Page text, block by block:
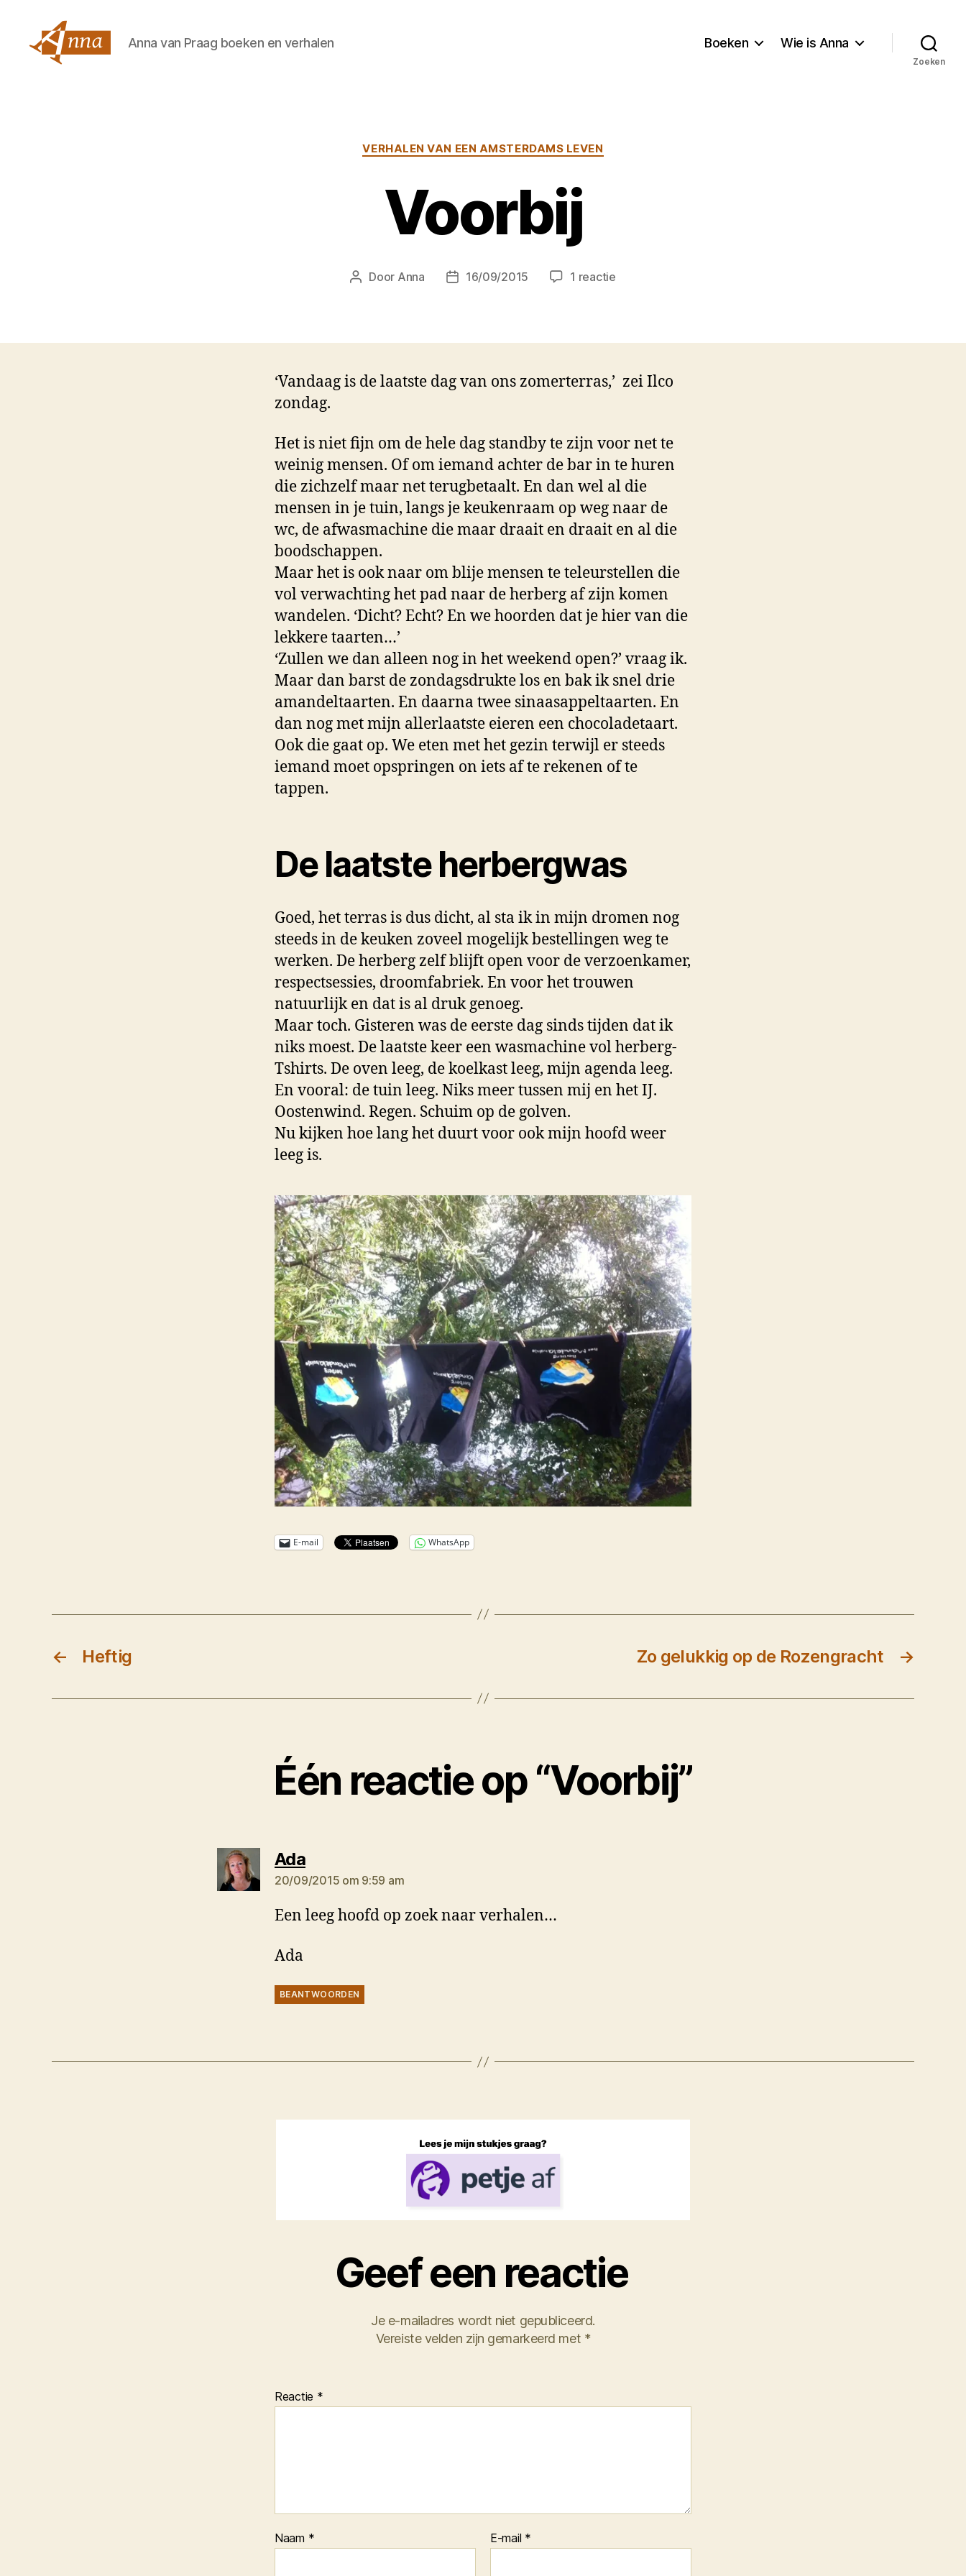
Anna van Praag boeken en verhalen Boeken Wie is Anna
Zoeken
Categorieën
VERHALEN VAN EEN AMSTERDAMS LEVEN
Voorbij
Berichtauteur
Door Anna Berichtdatum
16/09/2015 1 reactieop
‘Vandaag is de laatste dag van ons zomerterras,’ zei Ilco
zondag.
Het is niet fijn om de hele dag standby te zijn voor net te
weinig mensen. Of om iemand achter de bar in te huren
die zichzelf maar net terugbetaalt. En dan wel al die
mensen in je tuin, langs je keukenraam op weg naar de
wc, de afwasmachine die maar draait en draait en al die
boodschappen.
Maar het is ook naar om blije mensen te teleurstellen die
vol verwachting het pad naar de herberg af zijn komen
wandelen. ‘Dicht? Echt? En we hoorden dat je hier van die
lekkere taarten…’
‘Zullen we dan alleen nog in het weekend open?’ vraag ik.
Maar dan barst de zondagsdrukte los en bak ik snel drie
amandeltaarten. En daarna twee sinaasappeltaarten. En
dan nog met mijn allerlaatste eieren een chocoladetaart.
Ook die gaat op. We eten met het gezin terwijl er steeds
iemand moet opspringen on iets af te rekenen of te
tappen.
De laatste herbergwas
Goed, het terras is dus dicht, al sta ik in mijn dromen nog
steeds in de keuken zoveel mogelijk bestellingen weg te
werken. De herberg zelf blijft open voor de verzoenkamer,
respectsessies, droomfabriek. En voor het trouwen
natuurlijk en dat is al druk genoeg.
Maar toch. Gisteren was de eerste dag sinds tijden dat ik
niks moest. De laatste keer een wasmachine vol herberg-
Tshirts. De oven leeg, de koelkast leeg, mijn agenda leeg.
En vooral: de tuin leeg. Niks meer tussen mij en het IJ.
Oostenwind. Regen. Schuim op de golven.
Nu kijken hoe lang het duurt voor ook mijn hoofd weer
leeg is.
E-mail WhatsApp
← Heftig →
Zo gelukkig op de Rozengracht
Één reactie op “Voorbij”
Adazegt:
20/09/2015 om 9:59 am
Een leeg hoofd op zoek naar verhalen…
Ada
BEANTWOORDEN
Geef een reactie
Je e-mailadres wordt niet gepubliceerd.
Vereiste velden zijn gemarkeerd met *
Reactie *
Naam * E-mail *